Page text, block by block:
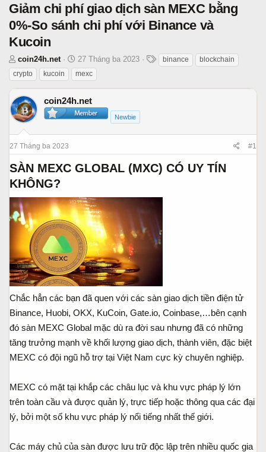
Giảm chi phí giao dịch sàn MEXC bằng
0%-So sánh chi phí với Binance và
Kucoin
T
h
r
e
a
d
r
t
e
r
coin24h.net
N
g
à
b
ắ
u
27 Tháng ba 2023 binance
blockchain
crypto
kucoin mexc
coin24h.net
Newbie
27 Tháng ba 2023 #1
SÀN MEXC GLOBAL (MXC) CÓ UY TÍN
KHÔNG?
Chắc hẳn các bạn đã quen với các sàn giao dịch tiền điện tử
Binance, Huobi, OKX, KuCoin, Gate.io, Coinbase,…bên cạnh
đó sàn MEXC Global mặc dù ra đời sau nhưng đã có những
tăng trưởng mạnh về khối lượng giao dịch, thành viên, đặc biệt
MEXC có đội ngũ hỗ trợ tại Việt Nam cực kỳ chuyên nghiệp.
MEXC có mặt tại khắp các châu lục và khu vực pháp lý lớn
trên toàn cầu và được quản lý, trực tiếp hoặc thông qua các đại
lý, bởi một số khu vực pháp lý nổi tiếng nhất thế giới.
Các máy chủ của sàn được lưu trữ độc lập trên nhiều quốc gia